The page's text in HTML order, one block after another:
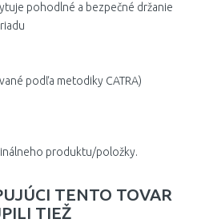
pohodlné a bezpečné držanie
podľa metodiky CATRA)
produktu/položky.
TENTO TOVAR
TIEŽ